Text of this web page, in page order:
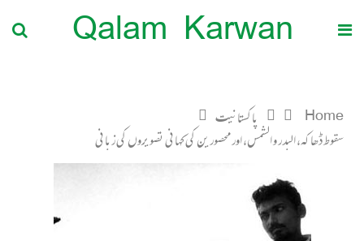
Qalam Karwan
Home
پاکستانیت
سقوط ڈھاکہ، البدر و الشمس، اور محصورین کی کہانی تصویروں کی زبانی